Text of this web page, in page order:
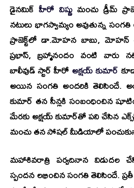
డైనమిక్ హీరో విష్ణుమంచు డ్రీమ్
నటులు భాగస్వామ్యం అవుతున్న
ప్రాజెక్ట్‌లో డా.మోహన బాబు, మోహన్
ప్రభాస్, బ్రహ్మానందం వంటి వారు
బాలీవుడ్ స్టార్ హీరో అక్షయ్ కుమార్
అయిన సంగతి అందరికి తెలిసిందే.
కుమార్ తన సీన్లకి సంబంధించిన
మేరకు అక్షయ్ కుమార్‌తో పని చేసిన
మంచుతన సోషల్ మీడియాలో
మహాశివరాత్రి పర్వదినాన విడుదల
స్పందన లభించిన సంగతి తెలిసిందే.